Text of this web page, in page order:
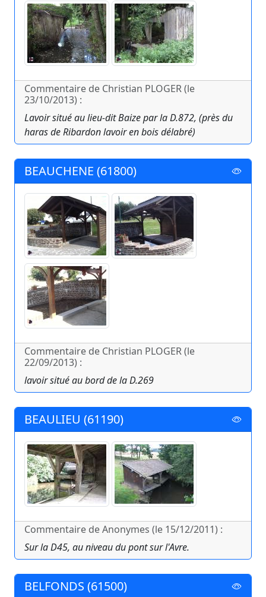
Commentaire de Christian PLOGER (le
23/10/2013) :
Lavoir situé au lieu-dit Baize par la D.872, (près du
haras de Ribardon lavoir en bois délabré)
BEAUCHENE (61800)
Commentaire de Christian PLOGER (le
22/09/2013) :
lavoir situé au bord de la D.269
BEAULIEU (61190)
Commentaire de Anonymes (le 15/12/2011) :
Sur la D45, au niveau du pont sur l'Avre.
BELFONDS (61500)